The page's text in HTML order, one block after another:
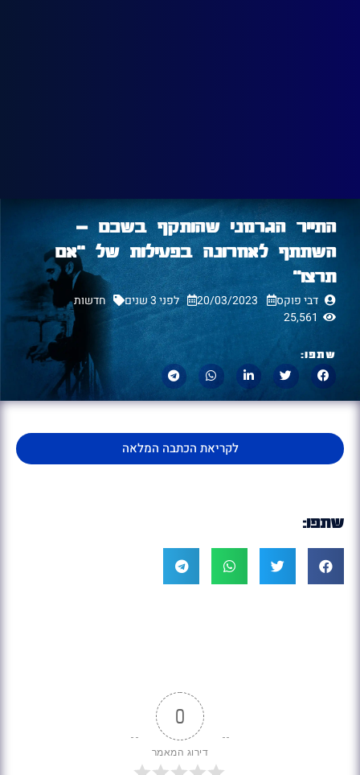
התייר הגרמני שהותקף בשכם –
השתתף לאחרונה בפעילות של "אם
תרצו"
דבי פוקס 20/03/2023 לפני 3 שנים
חדשות
25,561
שתפו:
לקריאת הכתבה המלאה
שתפו:
0
דירוג המאמר